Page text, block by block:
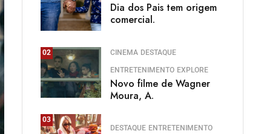
Dia dos Pais tem origem
comercial.
02 CINEMA DESTAQUE
ENTRETENIMENTO EXPLORE
Novo filme de Wagner
Moura, A.
03
DESTAQUE ENTRETENIMENTO